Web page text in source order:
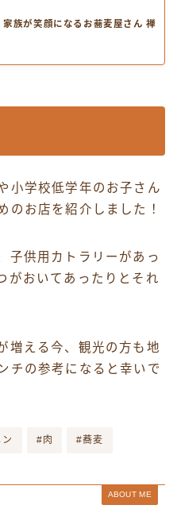
家族が笑顔になるお蕎麦屋さん 禅
小学校低学年のお子さん
のお店を紹介しました！
子供用カトラリーがあっ
がおいてあったりとそれ
増える今、観光の方も地
チの参考になると幸いで
#肉 #蕎麦
ABOUT ME